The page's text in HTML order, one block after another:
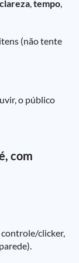
clareza,tempo,
(não tente
o público
com
controle/clicker,